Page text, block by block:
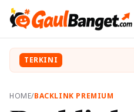
TERKINI
HOME/BACKLINK PREMIUM